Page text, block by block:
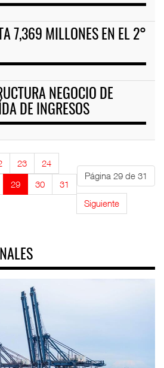
7,369 MILLONES EN EL 2°
NEGOCIO DE
DE INGRESOS
Página 29 de 31
23
24
29 30
31
Siguiente